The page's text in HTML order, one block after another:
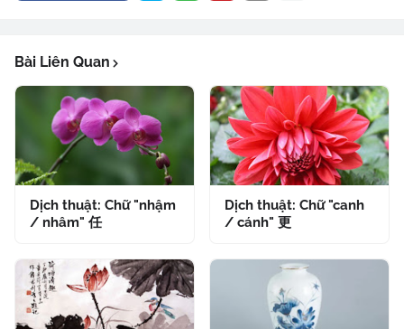
Bài Liên Quan
Dịch thuật: Chữ "nhậm
/ nhâm" 任
Dịch thuật: Chữ "canh
/ cánh" 更